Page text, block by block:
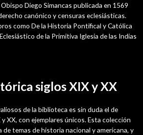
Diego Simancas publicada en 1569
canónico y censuras eclesiásticas.
como De la Historia Pontifical y Católica
de la Primitiva Iglesia de las Indias
siglos XIX y XX
de la biblioteca es sin duda el de
XX, con ejemplares únicos. Esta colección
de temas de historia nacional y americana, y